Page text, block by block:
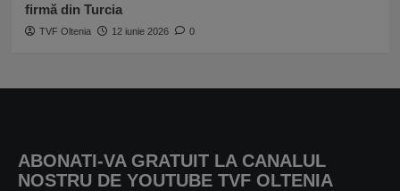
firmă din Turcia
TVF Oltenia 12 iunie 2026 0
ABONATI-VA GRATUIT LA CANALUL
NOSTRU DE YOUTUBE TVF OLTENIA